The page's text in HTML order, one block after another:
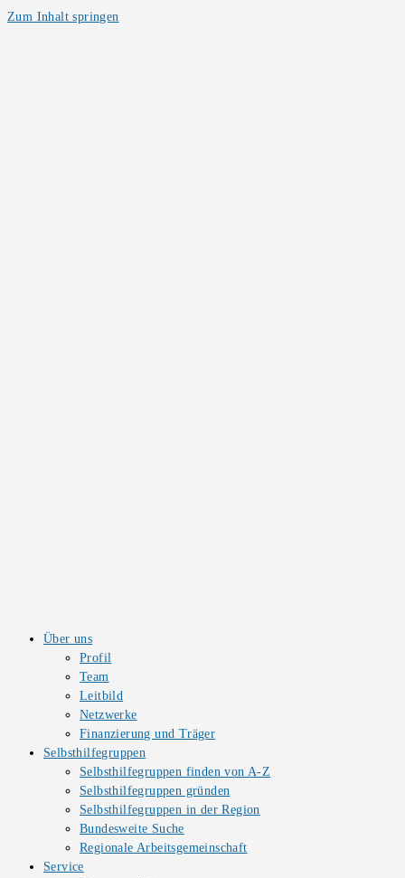
Zum Inhalt springen
Über uns
Profil
Team
Leitbild
Netzwerke
Finanzierung und Träger
Selbsthilfegruppen
Selbsthilfegruppen finden von A-Z
Selbsthilfegruppen gründen
Selbsthilfegruppen in der Region
Bundesweite Suche
Regionale Arbeitsgemeinschaft
Service